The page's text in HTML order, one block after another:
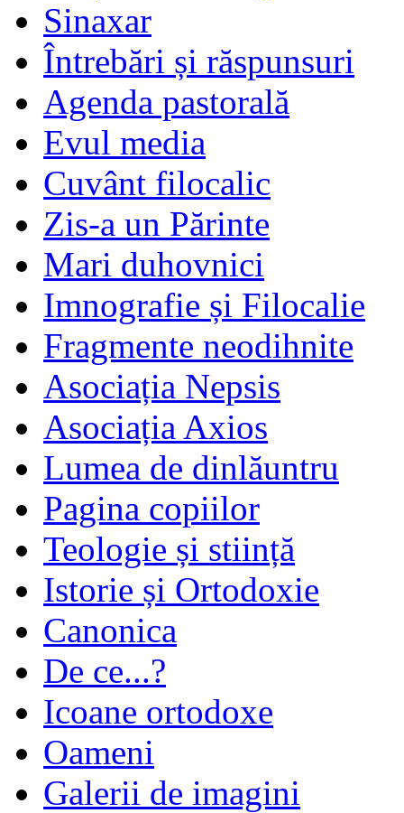
Sinaxar
Întrebări și răspunsuri
Agenda pastorală
Evul media
Cuvânt filocalic
Zis-a un Părinte
Mari duhovnici
Imnografie și Filocalie
Fragmente neodihnite
Asociația Nepsis
Asociația Axios
Lumea de dinlăuntru
Pagina copiilor
Teologie și stiință
Istorie și Ortodoxie
Canonica
De ce...?
Icoane ortodoxe
Oameni
Galerii de imagini